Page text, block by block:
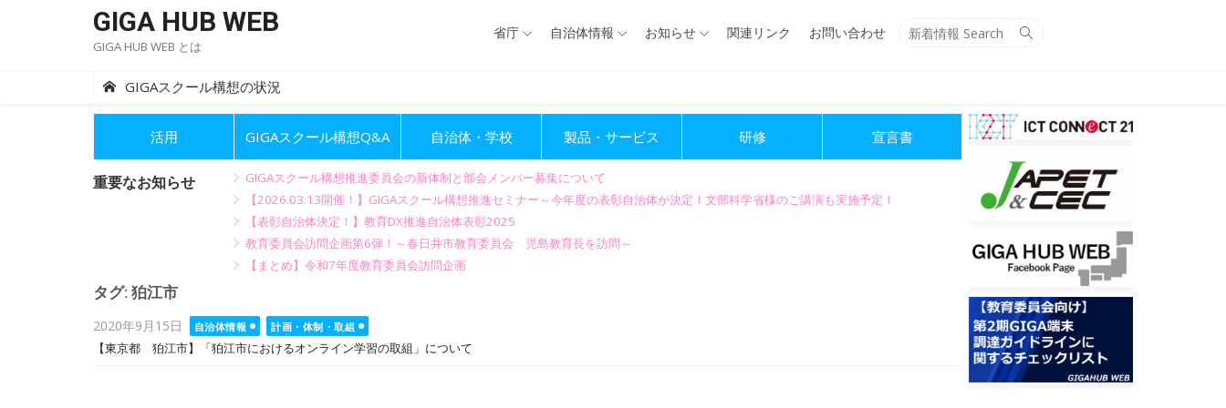
GIGA HUB WEB
GIGA HUB WEB とは
Search
省庁 自治体情報 お知らせ 関連リンク お問い合わせ
GIGAスクール構想の状況
活用 GIGAスクール構想Q&A 自治体・学校 製品・サービス 研修 宣言書
重要なお知らせ
GIGAスクール構想推進委員会の新体制と部会メンバー募集について
【2026.03.13開催！】GIGAスクール構想推進セミナー～今年度の表彰自治体が決定！文部科学省様のご講演も実施予定！
【表彰自治体決定！】教育DX推進自治体表彰2025
教育委員会訪問企画第6弾！～春日井市教育委員会 児島教育長を訪問～
【まとめ】令和7年度教育委員会訪問企画
タグ: 狛江市
Posted
on
2020年9月15日 自治体情報
計画・体制・取組
【東京都 狛江市】「狛江市におけるオンライン学習の取組」について